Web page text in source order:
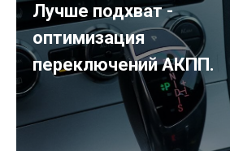
Лучше подхват -
оптимизация
переключений АКПП.